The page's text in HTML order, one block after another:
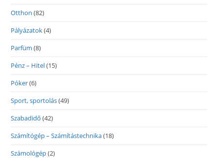
Otthon (82)
Pályázatok(4)
Parfüm (8)
Pénz – Hitel(15)
Póker(6)
Sport, sportolás(49)
Szabadidő (42)
Számítógép – Számítástechnika(18)
Számológép(2)